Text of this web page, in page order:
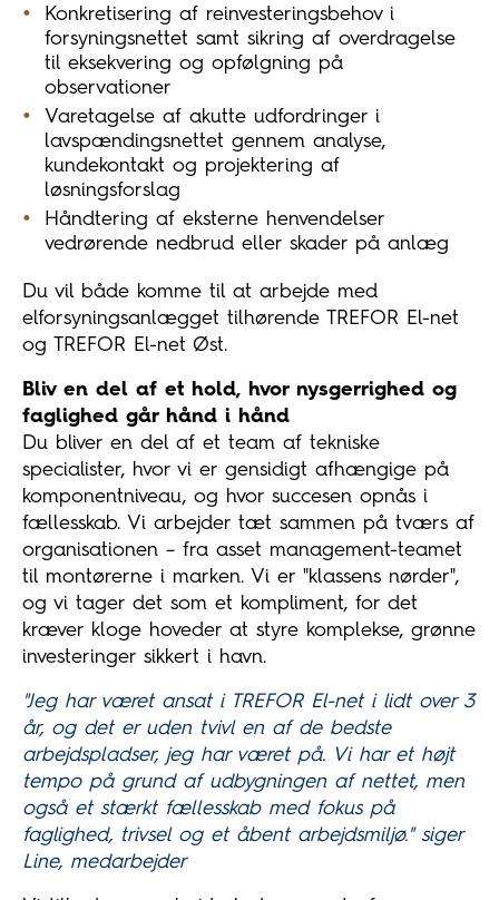
Konkretisering af reinvesteringsbehov i
forsyningsnettet samt sikring af overdragelse
til eksekvering og opfølgning på
observationer
Varetagelse af akutte udfordringer i
lavspændingsnettet gennem analyse,
kundekontakt og projektering af
løsningsforslag
Håndtering af eksterne henvendelser
vedrørende nedbrud eller skader på anlæg
Du vil både komme til at arbejde med
elforsyningsanlægget tilhørende TREFOR El-net
og TREFOR El-net Øst.
Bliv en del af et hold, hvor nysgerrighed og
faglighed går hånd i hånd
Du bliver en del af et team af tekniske
specialister, hvor vi er gensidigt afhængige på
komponentniveau, og hvor succesen opnås i
fællesskab. Vi arbejder tæt sammen på tværs af
organisationen – fra asset management-teamet
til montørerne i marken. Vi er "klassens nørder",
og vi tager det som et kompliment, for det
kræver kloge hoveder at styre komplekse, grønne
investeringer sikkert i havn.
"Jeg har været ansat i TREFOR El-net i lidt over 3
år, og det er uden tvivl en af de bedste
arbejdspladser, jeg har været på. Vi har et højt
tempo på grund af udbygningen af nettet, men
også et stærkt fællesskab med fokus på
faglighed, trivsel og et åbent arbejdsmiljø." siger
Line, medarbejder